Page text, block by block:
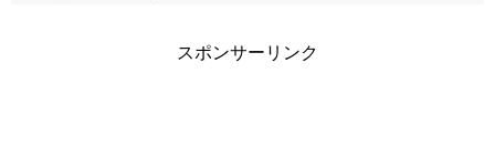
スポンサーリンク